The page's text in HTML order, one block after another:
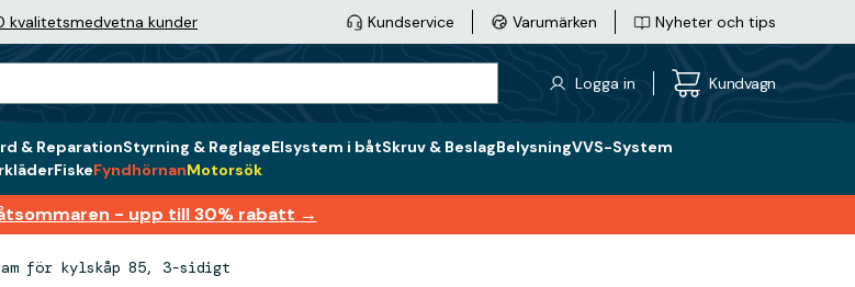
kvalitetsmedvetna kunder Kundservice Varumärken Nyheter och tips
Logga in Kundvagn
& ReparationStyrning & ReglageElsystem i båtSkruv & BeslagBelysningVVS-System
FiskeFyndhörnanMotorsök
- upp till 30% rabatt →
för kylskåp 85, 3-sidigt